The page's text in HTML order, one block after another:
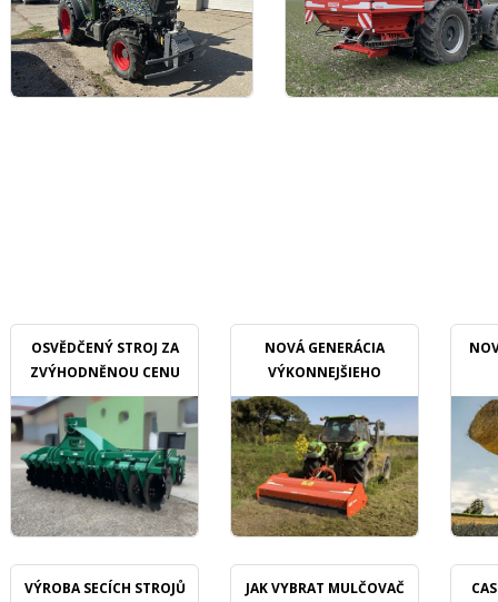
OSVĚDČENÝ STROJ ZA
ZVÝHODNĚNOU CENU
NOVÁ GENERÁCIA
VÝKONNEJŠIEHO
MULČOVAČU
VÝROBA SECÍCH STROJŮ
JAK VYBRAT MULČOVAČ